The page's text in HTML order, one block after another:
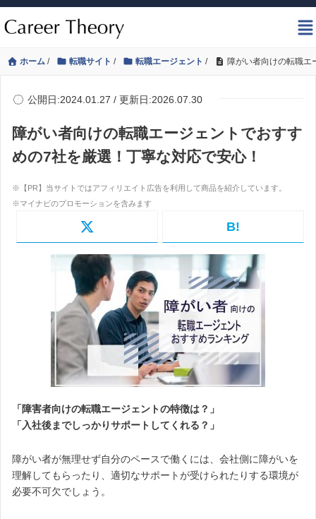
ホーム / 転職サイト / 転職エージェント / 障がい者向けの転職エ
公開日:2024.01.27 / 更新日:2026.07.30
障がい者向けの転職エージェントでおすす
めの7社を厳選！丁寧な対応で安心！
B!
「障害者向けの転職エージェントの特徴は？」
「入社後までしっかりサポートしてくれる？」
障がい者が無理せず自分のペースで働くには、会社側に障がいを
理解してもらったり、適切なサポートが受けられたりする環境が
必要不可欠でしょう。